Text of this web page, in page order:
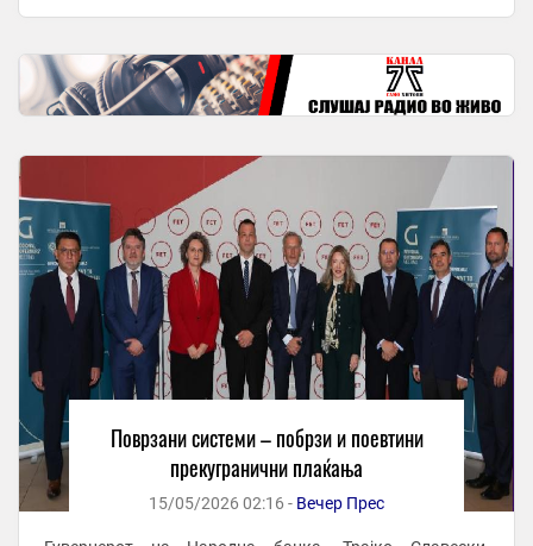
Поврзани системи – побрзи и поевтини
прекугранични плаќања
15/05/2026 02:16 - Вечер Прес